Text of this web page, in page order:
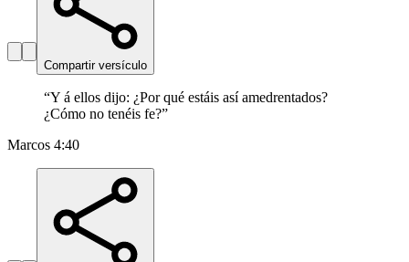
Compartir versículo
“Y á ellos dijo: ¿Por qué estáis así amedrentados?
¿Cómo no tenéis fe?”
Marcos 4:40